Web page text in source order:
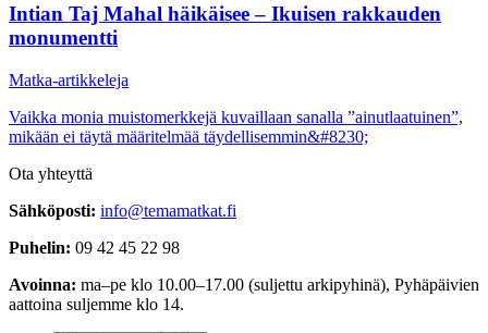
Intian Taj Mahal häikäisee – Ikuisen rakkauden
monumentti
Matka-artikkeleja
Vaikka monia muistomerkkejä kuvaillaan sanalla ”ainutlaatuinen”,
mikään ei täytä määritelmää täydellisemmin&#8230;
Ota yhteyttä
Sähköposti: info@temamatkat.fi
Puhelin: 09 42 45 22 98
Avoinna: ma–pe klo 10.00–17.00 (suljettu arkipyhinä), Pyhäpäivien
aattoina suljemme klo 14.